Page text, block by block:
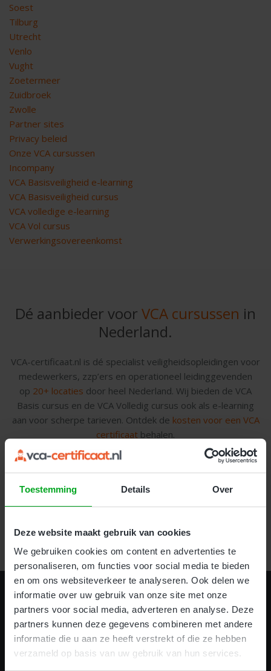
Toestemming Details Over
Deze website maakt gebruik van cookies
We gebruiken cookies om content en advertenties te
personaliseren, om functies voor social media te bieden
en om ons websiteverkeer te analyseren. Ook delen we
informatie over uw gebruik van onze site met onze
partners voor social media, adverteren en analyse. Deze
partners kunnen deze gegevens combineren met andere
informatie die u aan ze heeft verstrekt of die ze hebben
verzameld op basis van uw gebruik van hun services.
Soest
Tilburg
Utrecht
Venlo
Vught
Zoetermeer
Zuidbroek
Zwolle
Partner sites
Privacy beleid
Onze VCA cursussen
Incompany
VCA Basisveiligheid e-learning
VCA Basisveiligheid cursus
VCA volledige e-learning
VCA Vol cursus
Verwerkingsovereenkomst
Dé aanbieder voor VCA cursussen in
Nederland.
VCA-certificaat.nl is dé specialist veiligheidsopleidingen voor
medewerkers, zzp’ers en operationeel leidinggevenden
op 20+ locaties door heel Nederland. Wij bieden de VCA
Basis cursus en de VCA Volledig cursus ook als e-learning
aan voor scherpe tarieven. Ontdek de kosten voor een VCA
certificaat behalen.
Certificaat halen in 1 dag!
Bekijk alle VCA cursussen
VCA CERTIFICAAT HALEN IN